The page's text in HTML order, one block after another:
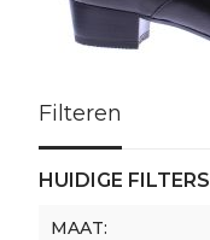
Filteren
HUIDIGE FILTERS
MAAT